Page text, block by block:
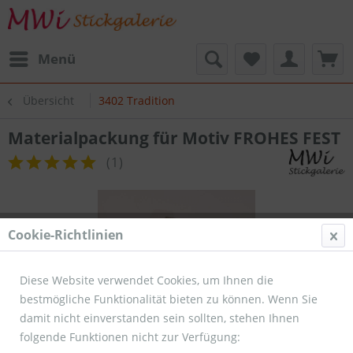
Menü
Übersicht 3402 Tradition
Materialpackung für Motiv FROHES FEST
(1 )
Cookie-Richtlinien
Diese Website verwendet Cookies, um Ihnen die
bestmögliche Funktionalität bieten zu können. Wenn Sie
damit nicht einverstanden sein sollten, stehen Ihnen
folgende Funktionen nicht zur Verfügung: